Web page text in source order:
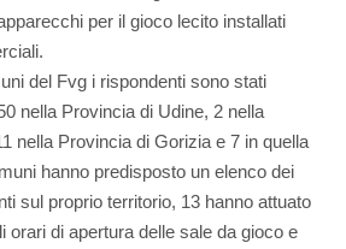
per il gioco lecito installati
del Fvg i rispondenti sono stati
nella Provincia di Udine, 2 nella
nella Provincia di Gorizia e 7 in quella
hanno predisposto un elenco dei
sul proprio territorio, 13 hanno attuato
orari di apertura delle sale da gioco e